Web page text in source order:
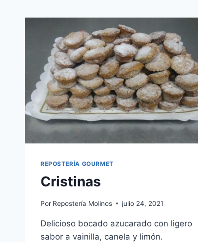
REPOSTERÍA GOURMET
Cristinas
Por Repostería Molinos julio 24, 2021
Delicioso bocado azucarado con ligero
sabor a vainilla, canela y limón.